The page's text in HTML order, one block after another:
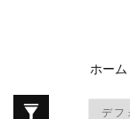
ホーム